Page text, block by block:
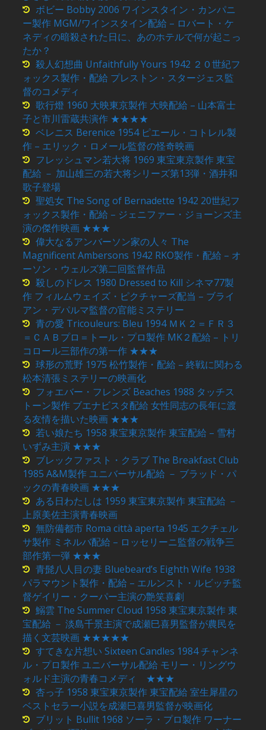
ボビー Bobby 2006 ワインスタイン・カンパニ
ー製作 MGM/ワインスタイン配給 – ロバート・ケ
ネディの暗殺された日に、あのホテルで何が起こっ
たか？
殺人幻想曲 Unfaithfully Yours 1942 ２０世紀フ
ォックス製作・配給 プレストン・スタージェス監
督のコメディ
歌行燈 1960 大映東京製作 大映配給 – 山本富士
子と市川雷蔵共演作 ★★★★
ベレニス Berenice 1954 ピエール・コトレル製
作 – エリック・ロメール監督の怪奇映画
フレッシュマン若大将 1969 東宝東京製作 東宝
配給 － 加山雄三の若大将シリーズ第13弾・酒井和
歌子登場
聖処女 The Song of Bernadette 1942 20世紀フ
ォックス製作・配給 – ジェニファー・ジョーンズ主
演の傑作映画 ★★★
偉大なるアンバーソン家の人々 The
Magnificent Ambersons 1942 RKO製作・配給 – オ
ーソン・ウェルズ第二回監督作品
殺しのドレス 1980 Dressed to Kill シネマ77製
作 フィルムウェイズ・ピクチャーズ配当 – ブライ
アン・デパルマ監督の官能ミステリー
青の愛 Tricouleurs: Bleu 1994 ＭＫ２＝ＦＲ３
＝ＣＡＢプロ＝トール・プロ製作 MK２配給 – トリ
コロール三部作の第一作 ★★★
球形の荒野 1975 松竹製作・配給 – 終戦に関わる
松本清張ミステリーの映画化
フォエバー・フレンズ Beaches 1988 タッチス
トーン製作 ブエナビスタ配給 女性同志の長年に渡
る友情を描いた映画 ★★★
若い娘たち 1958 東宝東京製作 東宝配給 – 雪村
いずみ主演 ★★★
ブレックファスト・クラブ The Breakfast Club
1985 A&M製作 ユニバーサル配給 － ブラッド・パ
ックの青春映画 ★★★
ある日わたしは 1959 東宝東京製作 東宝配給 －
上原美佐主演青春映画
無防備都市 Roma città aperta 1945 エクチェル
サ製作 ミネルバ配給 – ロッセリーニ監督の戦争三
部作第一弾 ★★★
青髭八人目の妻 Bluebeard’s Eighth Wife 1938
パラマウント製作・配給 – エルンスト・ルビッチ監
督ゲイリー・クーパー主演の艶笑喜劇
鰯雲 The Summer Cloud 1958 東宝東京製作 東
宝配給 － 淡島千景主演で成瀬巳喜男監督が農民を
描く文芸映画 ★★★★★
すてきな片想い Sixteen Candles 1984 チャンネ
ル・プロ製作 ユニバーサル配給 モリー・リングウ
ォルド主演の青春コメディ ★★★
杏っ子 1958 東宝東京製作 東宝配給 室生犀星の
ベストセラー小説を成瀬巳喜男監督が映画化
ブリット Bullit 1968 ソーラ・プロ製作 ワーナー